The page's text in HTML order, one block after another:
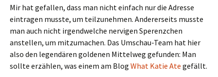
Mir hat gefallen, dass man nicht einfach nur die Adresse
eintragen musste, um teilzunehmen. Andererseits musste
man auch nicht irgendwelche nervigen Sperenzchen
anstellen, um mitzumachen. Das Umschau-Team hat hier
also den legendären goldenen Mittelweg gefunden: Man
sollte erzählen, was einem am Blog What Katie Ate gefällt.